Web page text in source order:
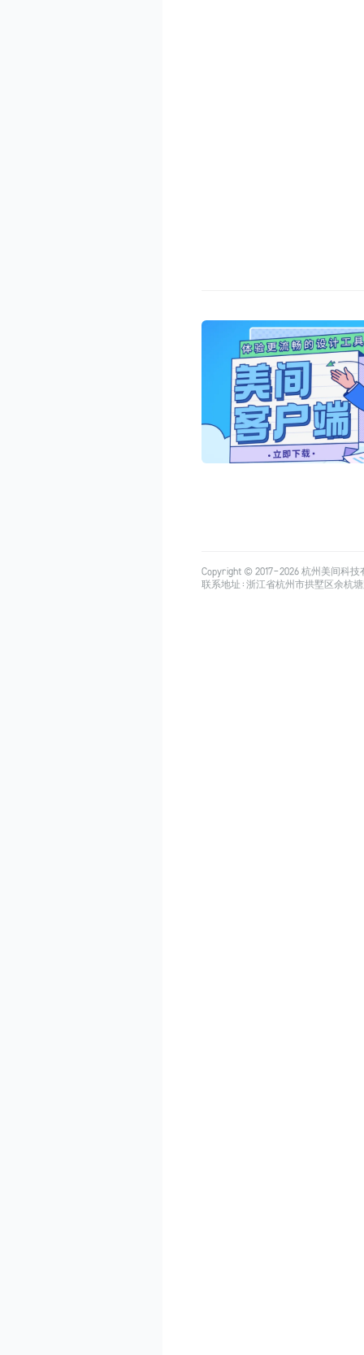
Copyright © 2017-2026杭州美间科技
联系地址：浙江省杭州市拱墅区余杭